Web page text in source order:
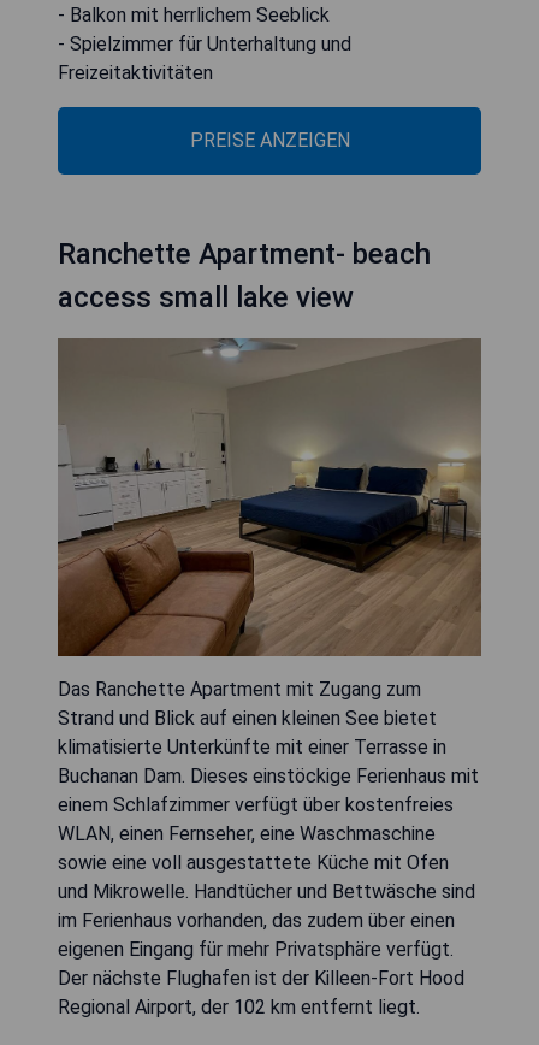
- Balkon mit herrlichem Seeblick
- Spielzimmer für Unterhaltung und
Freizeitaktivitäten
PREISE ANZEIGEN
Ranchette Apartment- beach
access small lake view
Das Ranchette Apartment mit Zugang zum
Strand und Blick auf einen kleinen See bietet
klimatisierte Unterkünfte mit einer Terrasse in
Buchanan Dam. Dieses einstöckige Ferienhaus mit
einem Schlafzimmer verfügt über kostenfreies
WLAN, einen Fernseher, eine Waschmaschine
sowie eine voll ausgestattete Küche mit Ofen
und Mikrowelle. Handtücher und Bettwäsche sind
im Ferienhaus vorhanden, das zudem über einen
eigenen Eingang für mehr Privatsphäre verfügt.
Der nächste Flughafen ist der Killeen-Fort Hood
Regional Airport, der 102 km entfernt liegt.